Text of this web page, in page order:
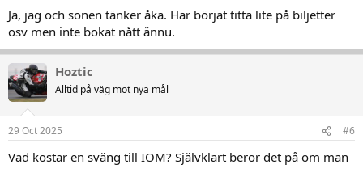
Ja, jag och sonen tänker åka. Har börjat titta lite på biljetter
osv men inte bokat nått ännu.
Hoztic
Alltid på väg mot nya mål
29 Oct 2025 #6
Vad kostar en sväng till IOM? Självklart beror det på om man